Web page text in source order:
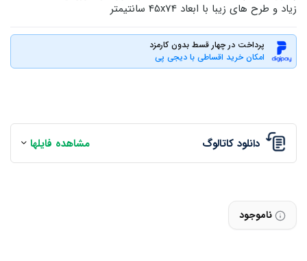
زیاد و طرح های زیبا با ابعاد 45x74 سانتیمتر
پرداخت در چهار قسط بدون کارمزد
امکان خرید اقساطی با دیجی پی
دانلود کاتالوگ مشاهده فایلها
ناموجود